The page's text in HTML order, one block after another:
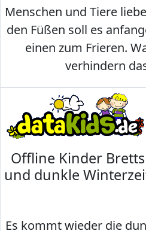
Menschen und Tiere
den Füßen soll es
einen zum Frieren.
verhindern
Offline Kinder
und dunkle
Es kommt wieder die